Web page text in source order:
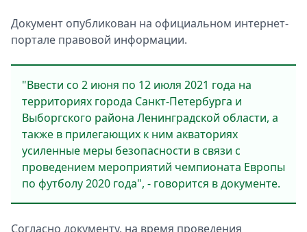
Документ опубликован на официальном интернет-
портале правовой информации.
"Ввести со 2 июня по 12 июля 2021 года на
территориях города Санкт-Петербурга и
Выборгского района Ленинградской области, а
также в прилегающих к ним акваториях
усиленные меры безопасности в связи с
проведением мероприятий чемпионата Европы
по футболу 2020 года", - говорится в документе.
Согласно документу, на время проведения